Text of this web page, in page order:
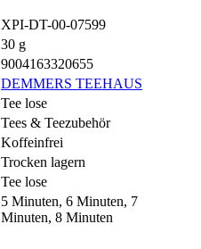
XPI-DT-00-07599
30 g
9004163320655
DEMMERS TEEHAUS
Tee lose
Tees & Teezubehör
Koffeinfrei
Trocken lagern
Tee lose
5 Minuten, 6 Minuten, 7
Minuten, 8 Minuten